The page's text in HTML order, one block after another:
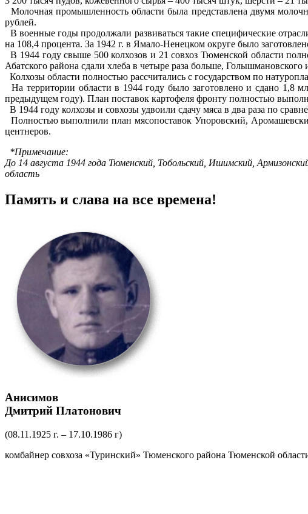
Молочная промышленность области была представлена двумя
рублей.
В военные годы продолжали развиваться такие специфические
на 108,4 процента. За 1942 г. в Ямало-Ненецком округе было
В 1944 году свыше 500 колхозов и 21 совхоз Тюменской области
Абатского района сдали хлеба в четыре раза больше,
Колхозы области полностью рассчитались с государством по
На территории области в 1944 году было заготовлено и сдано 1,8
предыдущем году). План поставок картофеля фронту полностью
В 1944 году колхозы и совхозы удвоили сдачу мяса в два раза по
Полностью выполнили план мясопоставок Упоровский,
центнеров.
*Примечание:
До 14 августа 1944 года Тюменский, Тобольский, Ишимский,
область
Память и слава на все времена!
Анисимов
Дмитрий Платонович
(08.11.1925 г. – 17.10.1986 г)
комбайнер совхоза «Туринский» Тюменского района Тюменской